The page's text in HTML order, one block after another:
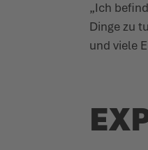
„Ich
Dinge zu
und viele